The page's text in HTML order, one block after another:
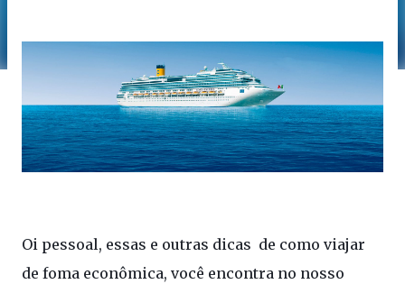
Oi pessoal, essas e outras dicas  de como viajar
de foma econômica, você encontra no nosso